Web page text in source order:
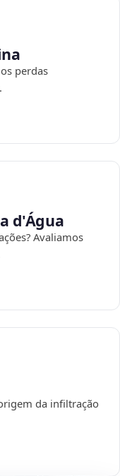
perdas
d'Água
Avaliamos
da infiltração